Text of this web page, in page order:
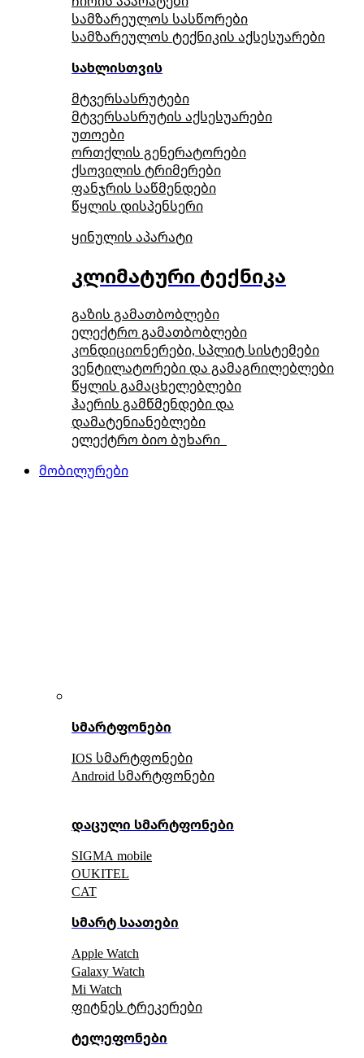
სამზარეულოს სასწორები
სამზარეულოს ტექნიკის აქსესუარები
სახლისთვის
მტვერსასრუტები
მტვერსასრუტის აქსესუარები
უთოები
ორთქლის გენერატორები
ქსოვილის ტრიმერები
ფანჯრის საწმენდები
წყლის დისპენსერი
ყინულის აპარატი
კლიმატური ტექნიკა
გაზის გამათბობლები
ელექტრო გამათბობლები
კონდიციონერები, სპლიტ სისტემები
ვენტილატორები და გამაგრილებლები
წყლის გამაცხელებლები
ჰაერის გამწმენდები და
დამატენიანებლები
ელექტრო ბიო ბუხარი
მობილურები
სმარტფონები
IOS სმარტფონები
Android სმარტფონები
დაცული სმარტფონები
SIGMA mobile
OUKITEL
CAT
სმარტ საათები
Apple Watch
Galaxy Watch
Mi Watch
ფიტნეს ტრეკერები
ტელეფონები